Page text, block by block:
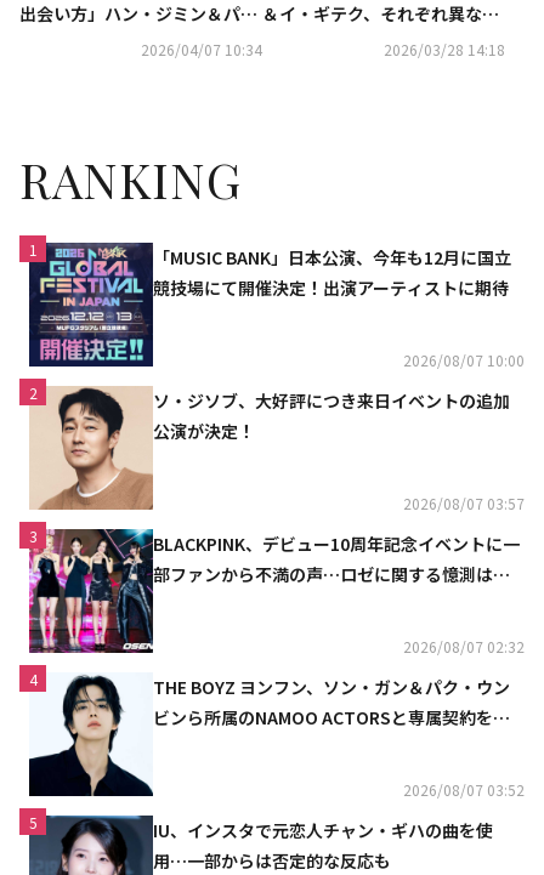
出会い方」ハン・ジミン＆パ
ク・ソンフンの恋の行方は？
2026/04/07 10:34
＆イ・ギテク、それぞれ異なる
カップルグラビアを披露…「未
2026/03/28 14:18
RANKING
1
「MUSIC BANK」日本公演、今年も12月に国立
競技場にて開催決定！出演アーティストに期待
2026/08/07 10:00
2
ソ・ジソブ、大好評につき来日イベントの追加
公演が決定！
2026/08/07 03:57
3
BLACKPINK、デビュー10周年記念イベントに一
部ファンから不満の声…ロゼに関する憶測は否
2026/08/07 02:32
4
THE BOYZ ヨンフン、ソン・ガン＆パク・ウン
ビンら所属のNAMOO ACTORSと専属契約を締
2026/08/07 03:52
5
IU、インスタで元恋人チャン・ギハの曲を使
用…一部からは否定的な反応も